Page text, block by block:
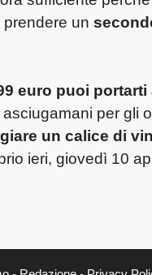
un
euro puoi
per gli
un calice di
ieri, giovedì 10